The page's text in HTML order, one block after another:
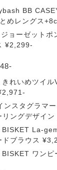
BB
めレングス
ョーゼットポ
¥2,299-
れいめツイル
ンスタグラマ
リングデザイ
BISKET La-
ドブラウス
BISKET ワン